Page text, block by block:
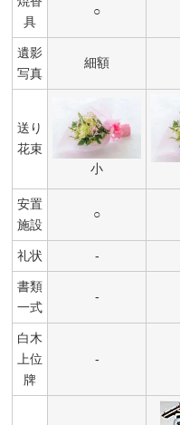
具
○
遺影
写真
細額
送り
花束
小
安置
施設
○
礼状 -
書類
一式
-
白木
上位
牌
-